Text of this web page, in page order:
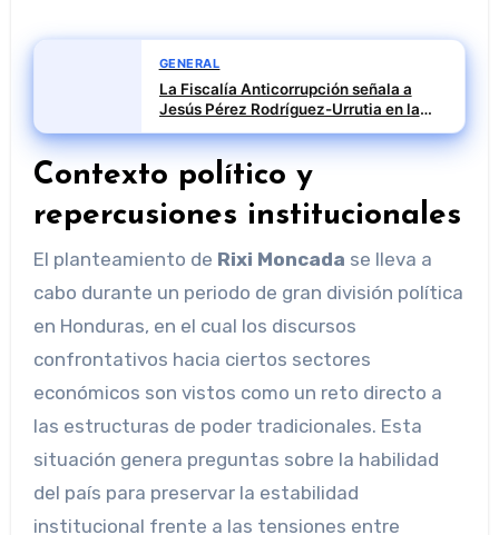
GENERAL
La Fiscalía Anticorrupción señala a
Jesús Pérez Rodríguez-Urrutia en la
investigación del rescate de Tubos
Reunidos
Contexto político y
repercusiones institucionales
El planteamiento de Rixi Moncada se lleva a
cabo durante un periodo de gran división política
en Honduras, en el cual los discursos
confrontativos hacia ciertos sectores
económicos son vistos como un reto directo a
las estructuras de poder tradicionales. Esta
situación genera preguntas sobre la habilidad
del país para preservar la estabilidad
institucional frente a las tensiones entre